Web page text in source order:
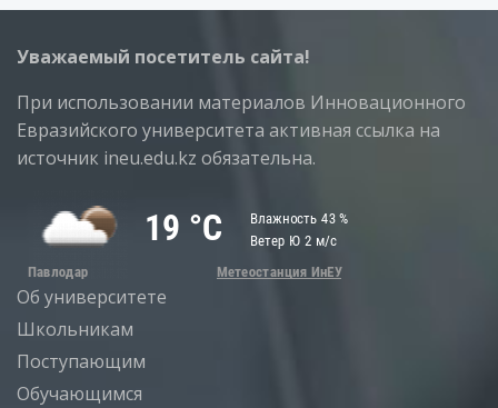
Уважаемый посетитель сайта!
При использовании материалов Инновационного
Евразийского университета активная ссылка на
источник ineu.edu.kz обязательна.
Об университете
Школьникам
Поступающим
Обучающимся